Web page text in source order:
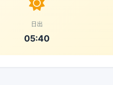
日出
05:40